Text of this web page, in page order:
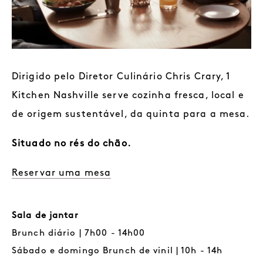
Dirigido pelo Diretor Culinário Chris Crary, 1
Kitchen Nashville serve cozinha fresca, local e
de origem sustentável, da quinta para a mesa.
Situado no rés do chão.
Reservar uma mesa
Sala de jantar
Brunch diário | 7h00 - 14h00
Sábado e domingo Brunch de vinil | 10h - 14h